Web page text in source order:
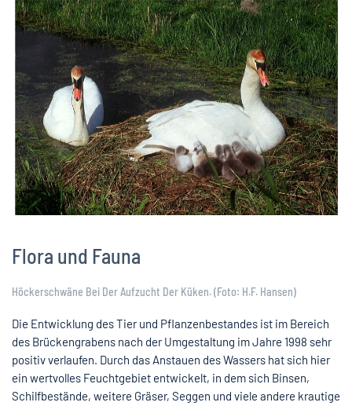
Flora und Fauna
Höckerschwäne Bei Der Aufzucht Der Küken. (Foto: H.F. Hansen)
Die Entwicklung des Tier und Pflanzenbestandes ist im Bereich
des Brückengrabens nach der Umgestaltung im Jahre 1998 sehr
positiv verlaufen. Durch das Anstauen des Wassers hat sich hier
ein wertvolles Feuchtgebiet entwickelt, in dem sich Binsen,
Schilfbestände, weitere Gräser, Seggen und viele andere krautige